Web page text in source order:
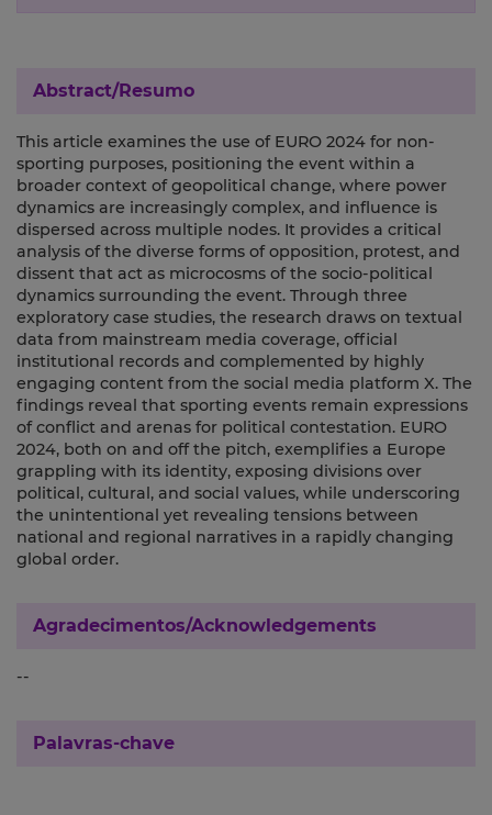
Abstract/Resumo
This article examines the use of EURO 2024 for non-
sporting purposes, positioning the event within a
broader context of geopolitical change, where power
dynamics are increasingly complex, and influence is
dispersed across multiple nodes. It provides a critical
analysis of the diverse forms of opposition, protest, and
dissent that act as microcosms of the socio-political
dynamics surrounding the event. Through three
exploratory case studies, the research draws on textual
data from mainstream media coverage, official
institutional records and complemented by highly
engaging content from the social media platform X. The
findings reveal that sporting events remain expressions
of conflict and arenas for political contestation. EURO
2024, both on and off the pitch, exemplifies a Europe
grappling with its identity, exposing divisions over
political, cultural, and social values, while underscoring
the unintentional yet revealing tensions between
national and regional narratives in a rapidly changing
global order.
Agradecimentos/Acknowledgements
--
Palavras-chave